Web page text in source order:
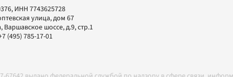
ИНН 7743625728
улица, дом 67
, Варшавское шоссе, д.9, стр.1
(495) 785-17-01